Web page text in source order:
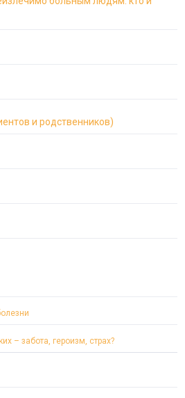
и родственников)
– забота, героизм, страх?